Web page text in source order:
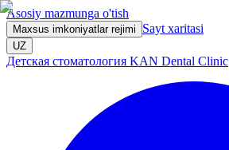
Asosiy mazmunga o'tish
Maxsus imkoniyatlar rejimi Sayt xaritasi
UZ
Детская стоматология KAN Dental Clinic